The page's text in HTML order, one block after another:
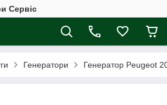
Сервіс
Генератори Генератор Peugeot